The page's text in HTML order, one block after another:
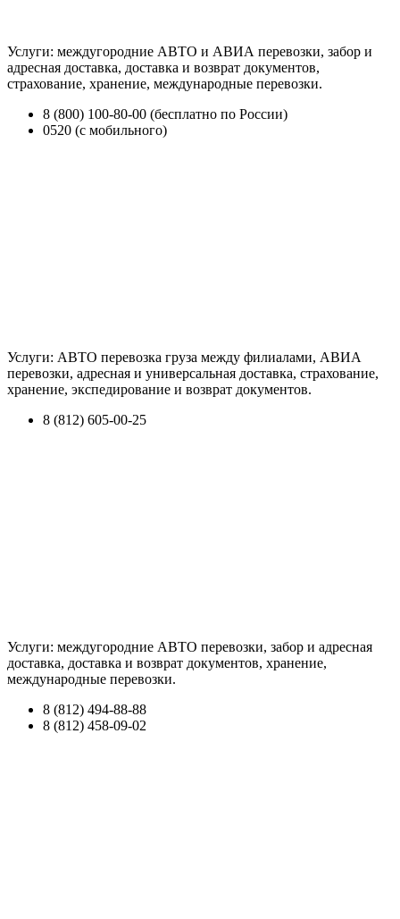
Услуги: междугородние АВТО и АВИА перевозки, забор и
адресная доставка, доставка и возврат документов,
страхование, хранение, международные перевозки.
8 (800) 100-80-00 (бесплатно по России)
0520 (с мобильного)
Услуги: АВТО перевозка груза между филиалами, АВИА
перевозки, адресная и универсальная доставка, страхование,
хранение, экспедирование и возврат документов.
8 (812) 605-00-25
Услуги: междугородние АВТО перевозки, забор и адресная
доставка, доставка и возврат документов, хранение,
международные перевозки.
8 (812) 494-88-88
8 (812) 458-09-02